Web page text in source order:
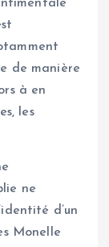
de manière
à en
les
ne
d’un
Monelle